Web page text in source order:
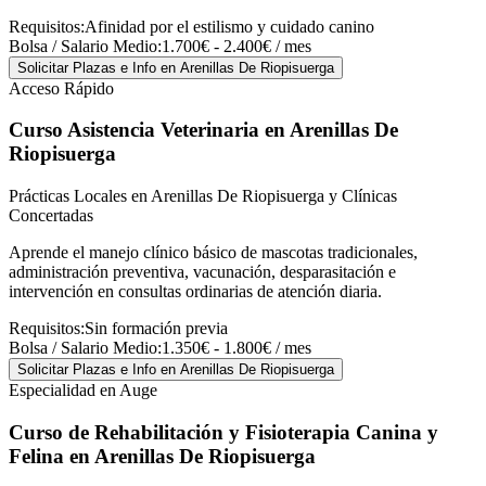
Requisitos:Afinidad por el estilismo y cuidado canino
Bolsa / Salario Medio:1.700€ - 2.400€ / mes
Solicitar Plazas e Info en Arenillas De Riopisuerga
Acceso Rápido
Curso Asistencia Veterinaria en Arenillas De
Riopisuerga
Prácticas Locales en Arenillas De Riopisuerga y Clínicas
Concertadas
Aprende el manejo clínico básico de mascotas tradicionales,
administración preventiva, vacunación, desparasitación e
intervención en consultas ordinarias de atención diaria.
Requisitos:Sin formación previa
Bolsa / Salario Medio:1.350€ - 1.800€ / mes
Solicitar Plazas e Info en Arenillas De Riopisuerga
Especialidad en Auge
Curso de Rehabilitación y Fisioterapia Canina y
Felina en Arenillas De Riopisuerga